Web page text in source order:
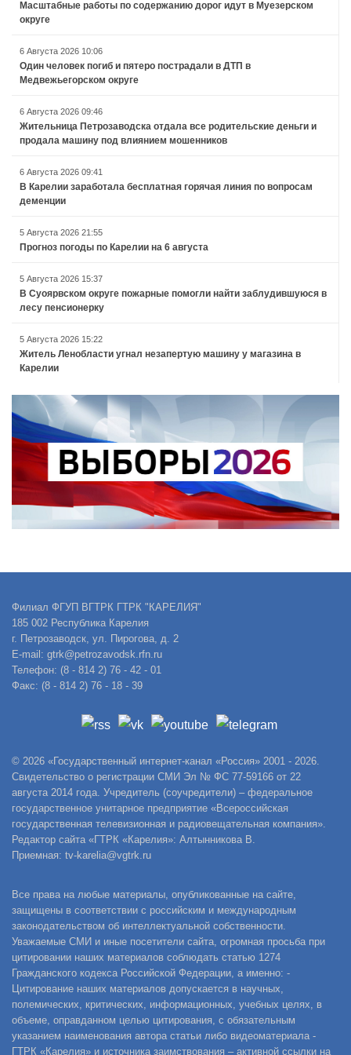
Масштабные работы по содержанию дорог идут в Муезерском
округе
6 Августа 2026 10:06
Один человек погиб и пятеро пострадали в ДТП в
Медвежьегорском округе
6 Августа 2026 09:46
Жительница Петрозаводска отдала все родительские деньги и
продала машину под влиянием мошенников
6 Августа 2026 09:41
В Карелии заработала бесплатная горячая линия по вопросам
деменции
5 Августа 2026 21:55
Прогноз погоды по Карелии на 6 августа
5 Августа 2026 15:37
В Суоярвском округе пожарные помогли найти заблудившуюся в
лесу пенсионерку
5 Августа 2026 15:22
Житель Ленобласти угнал незапертую машину у магазина в
Карелии
Филиал ФГУП ВГТРК ГТРК "КАРЕЛИЯ"
185 002 Республика Карелия
г. Петрозаводск, ул. Пирогова, д. 2
E-mail: gtrk@petrozavodsk.rfn.ru
Телефон: (8 - 814 2) 76 - 42 - 01
Факс: (8 - 814 2) 76 - 18 - 39
© 2026 «Государственный интернет-канал «Россия» 2001 - 2026.
Свидетельство о регистрации СМИ Эл № ФС 77-59166 от 22
августа 2014 года. Учредитель (соучредители) – федеральное
государственное унитарное предприятие «Всероссийская
государственная телевизионная и радиовещательная компания».
Редактор сайта «ГТРК «Карелия»: Алтынникова В.
Приемная: tv-karelia@vgtrk.ru
Все права на любые материалы, опубликованные на сайте,
защищены в соответствии с российским и международным
законодательством об интеллектуальной собственности.
Уважаемые СМИ и иные посетители сайта, огромная просьба при
цитировании наших материалов соблюдать статью 1274
Гражданского кодекса Российской Федерации, а именно: -
Цитирование наших материалов допускается в научных,
полемических, критических, информационных, учебных целях, в
объеме, оправданном целью цитирования, с обязательным
указанием наименования автора статьи либо видеоматериала -
ГТРК «Карелия» и источника заимствования – активной ссылки на